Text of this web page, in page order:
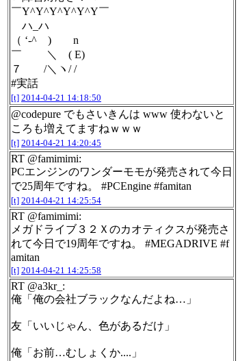
￣Y^Y^Y^Y^Y^Y￣
ハ_ハ
（ ‘-^ ) n
￣ ＼ ( E)
７ /＼ヽ/ /
#実話
[t] 2014-04-21 14:18:50
@codepure でもさいきんは www 使わないと
ころも増えてますねｗｗｗ
[t] 2014-04-21 14:20:45
RT @famimimi:
PCエンジンのワンダーモモが発売されて今日
で25周年ですね。 #PCEngine #famitan
[t] 2014-04-21 14:25:54
RT @famimimi:
メガドライブ３２Ｘのカオティクスが発売さ
れて今日で19周年ですね。 #MEGADRIVE #f
amitan
[t] 2014-04-21 14:25:58
RT @a3kr_:
俺「俺の会社ブラックなんだよね…」
友「いいじゃん、色があるだけ」
俺「お前…むしょくか....」